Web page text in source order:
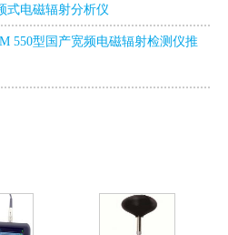
式电磁辐射分析仪
550型国产宽频电磁辐射检测仪推